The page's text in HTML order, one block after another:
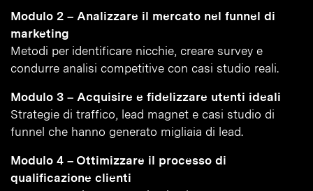
Modulo 2 – Analizzare il mercato nel funnel di
marketing
Metodi per identificare nicchie, creare survey e
condurre analisi competitive con casi studio reali.
Modulo 3 – Acquisire e fidelizzare utenti ideali
Strategie di traffico, lead magnet e casi studio di
funnel che hanno generato migliaia di lead.
Modulo 4 – Ottimizzare il processo di
qualificazione clienti